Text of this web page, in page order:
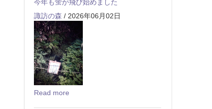
今年も蛍が飛び始めました
諏訪の森 / 2026年06月02日
Read more